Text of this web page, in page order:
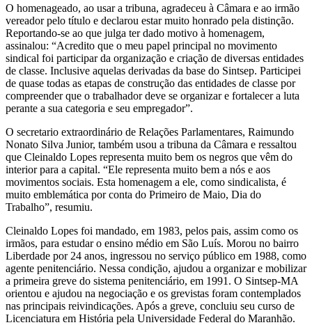
O homenageado, ao usar a tribuna, agradeceu à Câmara e ao irmão
vereador pelo título e declarou estar muito honrado pela distinção.
Reportando-se ao que julga ter dado motivo à homenagem,
assinalou: “Acredito que o meu papel principal no movimento
sindical foi participar da organização e criação de diversas entidades
de classe. Inclusive aquelas derivadas da base do Sintsep. Participei
de quase todas as etapas de construção das entidades de classe por
compreender que o trabalhador deve se organizar e fortalecer a luta
perante a sua categoria e seu empregador”.
O secretario extraordinário de Relações Parlamentares, Raimundo
Nonato Silva Junior, também usou a tribuna da Câmara e ressaltou
que Cleinaldo Lopes representa muito bem os negros que vêm do
interior para a capital. “Ele representa muito bem a nós e aos
movimentos sociais. Esta homenagem a ele, como sindicalista, é
muito emblemática por conta do Primeiro de Maio, Dia do
Trabalho”, resumiu.
Cleinaldo Lopes foi mandado, em 1983, pelos pais, assim como os
irmãos, para estudar o ensino médio em São Luís. Morou no bairro
Liberdade por 24 anos, ingressou no serviço público em 1988, como
agente penitenciário. Nessa condição, ajudou a organizar e mobilizar
a primeira greve do sistema penitenciário, em 1991. O Sintsep-MA
orientou e ajudou na negociação e os grevistas foram contemplados
nas principais reivindicações. Após a greve, concluiu seu curso de
Licenciatura em História pela Universidade Federal do Maranhão.